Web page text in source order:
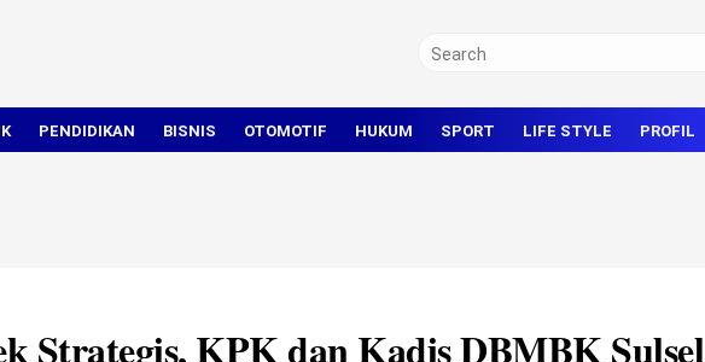
PENDIDIKAN BISNIS OTOMOTIF HUKUM SPORT LIFE STYLE PROFIL
Strategis, KPK dan Kadis DBMBK Sulsel